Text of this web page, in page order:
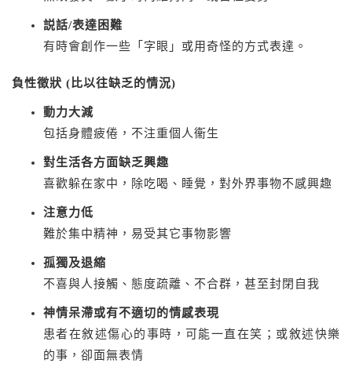
説話/表達困難
有時會創作一些「字眼」或用奇怪的方式表達。
負性徵狀 (比以往缺乏的情況)
動力大減
包括身體疲倦，不注重個人衞生
對生活各方面缺乏興趣
喜歡躲在家中，除吃喝、睡覺，對外界事物不感興趣
注意力低
難於集中精神，易受其它事物影響
孤獨及退縮
不喜與人接觸、態度疏離、不合群，甚至封閉自我
神情呆滯或有不適切的情感表現
患者在敘述傷心的事時，可能一直在笑；或敘述快樂
的事，卻面無表情